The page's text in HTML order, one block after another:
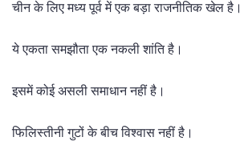
चीन के लिए मध्य पूर्व में एक बड़ा राजनीतिक खेल है।
ये एकता समझौता एक नकली शांति है।
इसमें कोई असली समाधान नहीं है।
फिलिस्तीनी गुटों के बीच विश्वास नहीं है।